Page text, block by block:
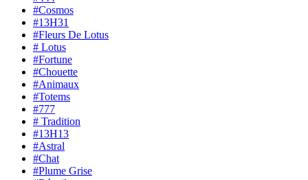
#Cosmos
#13H31
#Fleurs De Lotus
# Lotus
#Fortune
#Chouette
#Animaux
#Totems
#777
# Tradition
#13H13
#Astral
#Chat
#Plume Grise